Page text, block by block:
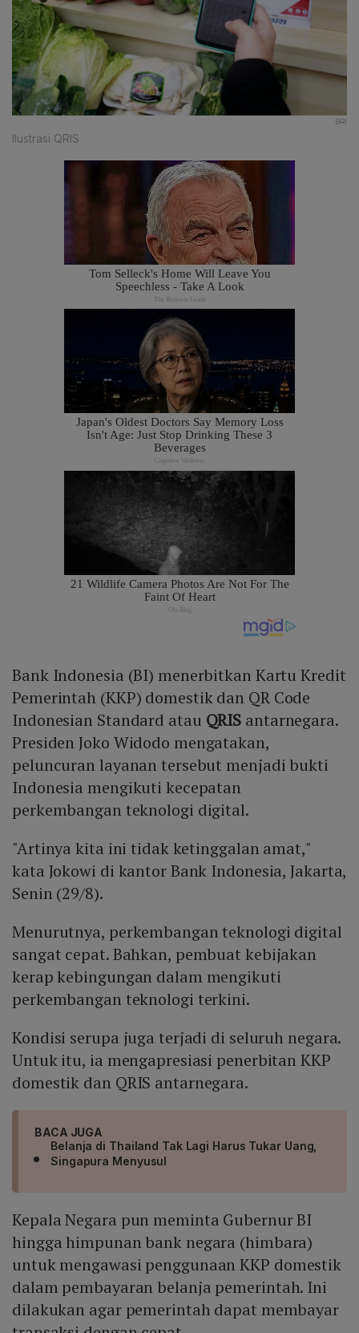
BRI
Ilustrasi QRIS
Bank Indonesia (BI) menerbitkan Kartu Kredit
Pemerintah (KKP) domestik dan QR Code
Indonesian Standard atau QRIS antarnegara.
Presiden Joko Widodo mengatakan,
peluncuran layanan tersebut menjadi bukti
Indonesia mengikuti kecepatan
perkembangan teknologi digital.
"Artinya kita ini tidak ketinggalan amat,"
kata Jokowi di kantor Bank Indonesia, Jakarta,
Senin (29/8).
Menurutnya, perkembangan teknologi digital
sangat cepat. Bahkan, pembuat kebijakan
kerap kebingungan dalam mengikuti
perkembangan teknologi terkini.
Kondisi serupa juga terjadi di seluruh negara.
Untuk itu, ia mengapresiasi penerbitan KKP
domestik dan QRIS antarnegara.
BACA JUGA
Belanja di Thailand Tak Lagi Harus Tukar Uang,
Singapura Menyusul
Kepala Negara pun meminta Gubernur BI
hingga himpunan bank negara (himbara)
untuk mengawasi penggunaan KKP domestik
dalam pembayaran belanja pemerintah. Ini
dilakukan agar pemerintah dapat membayar